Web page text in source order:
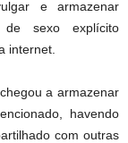
e armazenar
de sexo explícito
internet.
a armazenar
havendo
com outras